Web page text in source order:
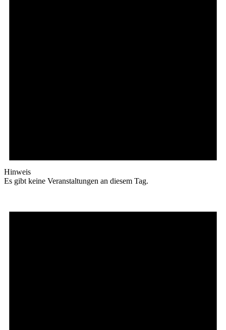
Hinweis
Es gibt keine Veranstaltungen an diesem Tag.